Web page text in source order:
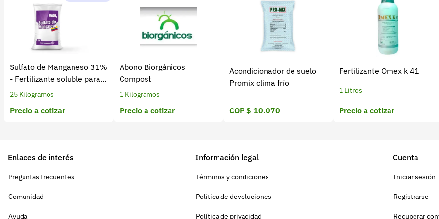
Sulfato de Manganeso 31%
- Fertilizante soluble para
cultivos
25 Kilogramos
Precio a cotizar
Abono Biorgánicos
Compost
1 Kilogramos
Precio a cotizar
Acondicionador de suelo
Promix clima frío
COP $ 10.070
Fertilizante Omex k 41
1 Litros
Precio a cotizar
Enlaces de interés
Preguntas frecuentes
Comunidad
Ayuda
Información legal
Términos y condiciones
Política de devoluciones
Política de privacidad
Cuenta
Iniciar sesión
Registrarse
Recuperar